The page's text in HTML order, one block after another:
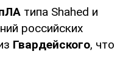
типа Shahed и
российских
Гвардейского, что